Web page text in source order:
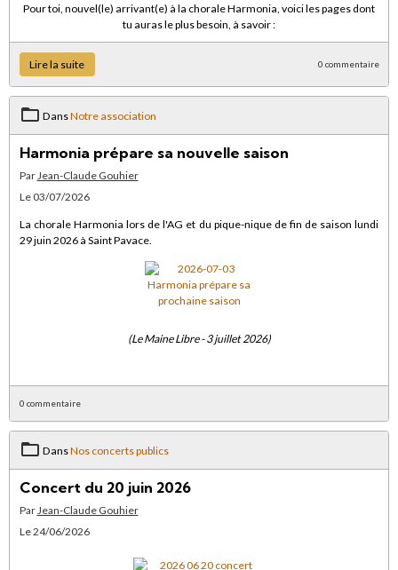
Pour toi, nouvel(le) arrivant(e) à la chorale Harmonia, voici les pages dont
tu auras le plus besoin, à savoir :
Lire la suite 0 commentaire
DansNotre association
Harmonia prépare sa nouvelle saison
ParJean-Claude Gouhier
Le 03/07/2026
La chorale Harmonia lors de l'AG et du pique-nique de fin de saison lundi
29 juin 2026 à Saint Pavace.
(Le Maine Libre - 3 juillet 2026)
0 commentaire
DansNos concerts publics
Concert du 20 juin 2026
ParJean-Claude Gouhier
Le 24/06/2026